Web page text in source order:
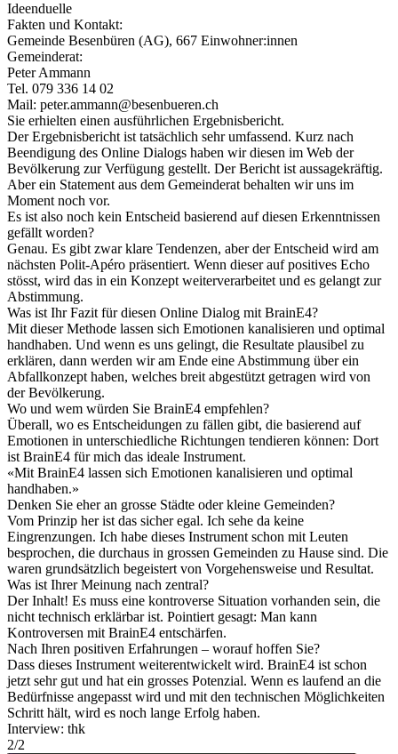
Ideenduelle
Fakten und Kontakt:
Gemeinde Besenbüren (AG), 667 Einwohner:innen
Gemeinderat:
Peter Ammann
Tel. 079 336 14 02
Mail: peter.ammann@besenbueren.ch
Sie erhielten einen ausführlichen Ergebnisbericht.
Der Ergebnisbericht ist tatsächlich sehr umfassend. Kurz nach
Beendigung des Online Dialogs haben wir diesen im Web der
Bevölkerung zur Verfügung gestellt. Der Bericht ist aussagekräftig.
Aber ein Statement aus dem Gemeinderat behalten wir uns im
Moment noch vor.
Es ist also noch kein Entscheid basierend auf diesen Erkenntnissen
gefällt worden?
Genau. Es gibt zwar klare Tendenzen, aber der Entscheid wird am
nächsten Polit-Apéro präsentiert. Wenn dieser auf positives Echo
stösst, wird das in ein Konzept weiterverarbeitet und es gelangt zur
Abstimmung.
Was ist Ihr Fazit für diesen Online Dialog mit BrainE4?
Mit dieser Methode lassen sich Emotionen kanalisieren und optimal
handhaben. Und wenn es uns gelingt, die Resultate plausibel zu
erklären, dann werden wir am Ende eine Abstimmung über ein
Abfallkonzept haben, welches breit abgestützt getragen wird von
der Bevölkerung.
Wo und wem würden Sie BrainE4 empfehlen?
Überall, wo es Entscheidungen zu fällen gibt, die basierend auf
Emotionen in unterschiedliche Richtungen tendieren können: Dort
ist BrainE4 für mich das ideale Instrument.
«Mit BrainE4 lassen sich Emotionen kanalisieren und optimal
handhaben.»
Denken Sie eher an grosse Städte oder kleine Gemeinden?
Vom Prinzip her ist das sicher egal. Ich sehe da keine
Eingrenzungen. Ich habe dieses Instrument schon mit Leuten
besprochen, die durchaus in grossen Gemeinden zu Hause sind. Die
waren grundsätzlich begeistert von Vorgehensweise und Resultat.
Was ist Ihrer Meinung nach zentral?
Der Inhalt! Es muss eine kontroverse Situation vorhanden sein, die
nicht technisch erklärbar ist. Pointiert gesagt: Man kann
Kontroversen mit BrainE4 entschärfen.
Nach Ihren positiven Erfahrungen – worauf hoffen Sie?
Dass dieses Instrument weiterentwickelt wird. BrainE4 ist schon
jetzt sehr gut und hat ein grosses Potenzial. Wenn es laufend an die
Bedürfnisse angepasst wird und mit den technischen Möglichkeiten
Schritt hält, wird es noch lange Erfolg haben.
Interview: thk
2/2